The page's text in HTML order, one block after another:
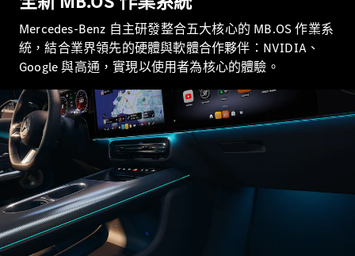
權經銷商
旅行車 / 五門獵跑
瞭解所有相
關車型
Mercedes-Benz 自主研發整合五大核心的 MB.OS 作業系
統，結合業界領先的硬體與軟體合作夥伴：NVIDIA、
Google 與高通，實現以使用者為核心的體驗。​